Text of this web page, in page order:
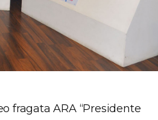
fragata ARA “Presidente